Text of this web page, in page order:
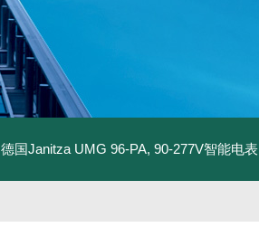
德国Janitza UMG 96-PA, 90-277V智能电表